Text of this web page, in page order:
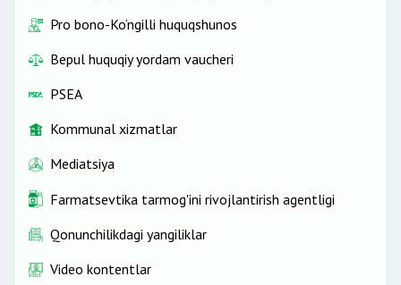
Pro bono-Ko‘ngilli huquqshunos
Bepul huquqiy yordam vaucheri
PSEA
Kommunal xizmatlar
Mediatsiya
Farmatsevtika tarmog'ini rivojlantirish agentligi
Qonunchilikdagi yangiliklar
Video kontentlar